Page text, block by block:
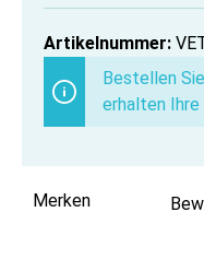
Artikelnummer:
Bestellen
erhalten
Merken